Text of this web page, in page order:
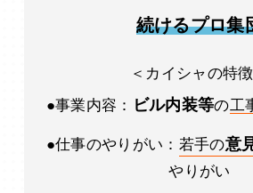
続けるプロ集
＜カイシャの特
●事業内容： ビル内装等の工
●仕事のやりがい： 若手の意
やりがい